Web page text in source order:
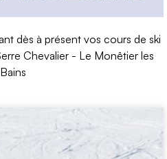
dès à présent vos cours de ski
Chevalier - Le Monêtier les
Bains